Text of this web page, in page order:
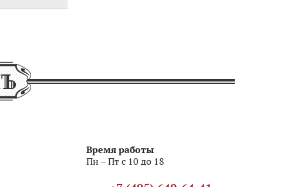
Время работы
Пн – Пт с 10 до 18